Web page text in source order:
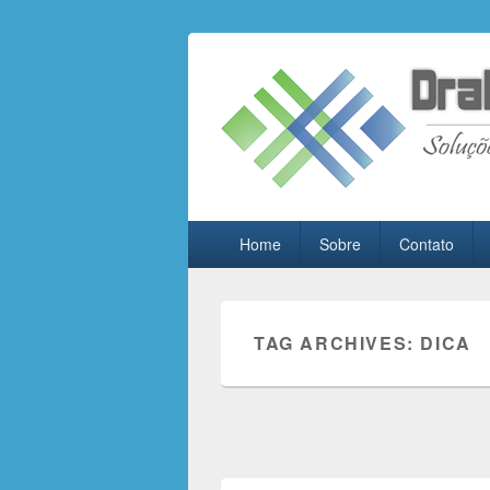
Drall Dev
Home Sobre Contato
TAG ARCHIVES: DICA